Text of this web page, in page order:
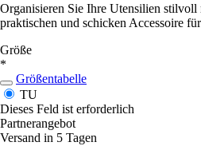
Organisieren Sie Ihre Utensilien
praktischen und schicken Accessoire
Größe
*
Größentabelle
TU
Dieses Feld ist erforderlich
Partnerangebot
Versand in 5 Tagen